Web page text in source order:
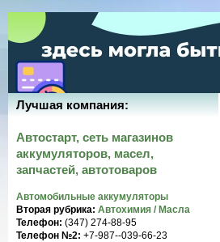
Лучшая компания:
Автостарт, сеть магазинов
аккумуляторов, масел,
запчастей, автотоваров
Автомобильные аккумуляторы
Вторая рубрика: Автохимия / Масла
Телефон: (347) 274-88-95
Телефон №2: +7-987--039-66-23